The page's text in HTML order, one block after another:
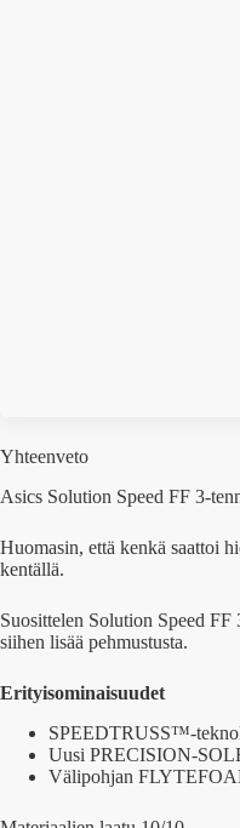
Yhteenveto
Asics Solution Speed FF 3-
Huomasin, että kenkä saattoi
kentällä.
Suosittelen Solution Speed
siihen lisää pehmustusta.
Erityisominaisuudet
SPEEDTRUSS™-
Uusi PRECISION-
Välipohjan